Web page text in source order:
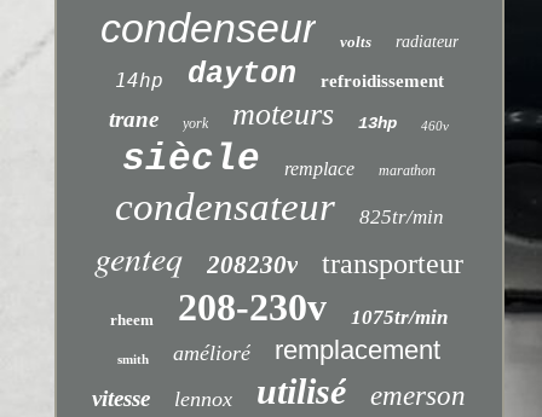
condenseur volts radiateur
14hp dayton refroidissement
trane york moteurs 13hp 460v
siècle remplace marathon
condensateur 825tr/min
genteq 208230v transporteur
rheem 208-230v 1075tr/min
smith amélioré remplacement
vitesse lennox utilisé emerson